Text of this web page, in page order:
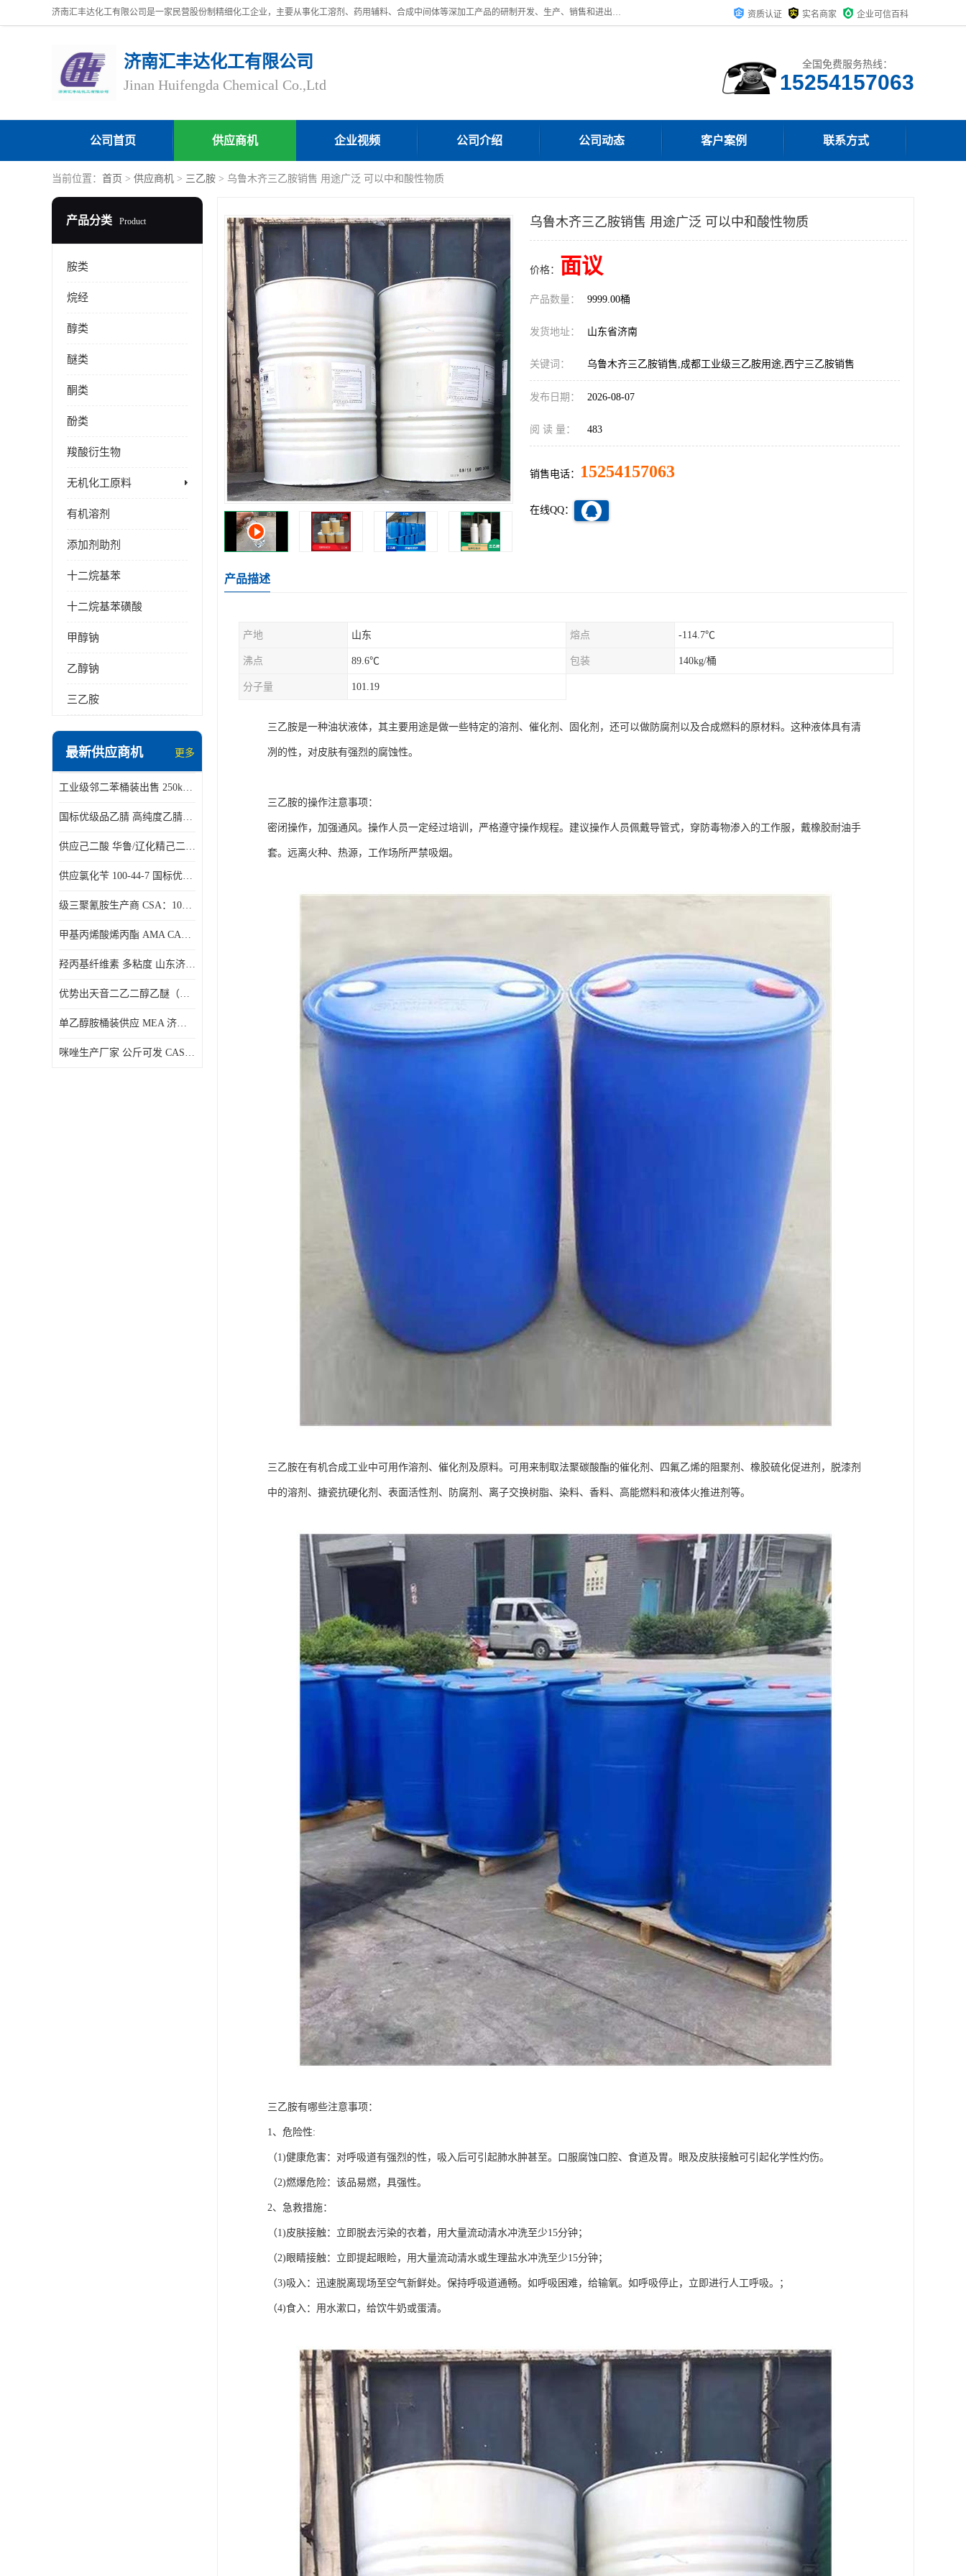
济南汇丰达化工有限公司是一家民营股份制精细化工企业，主要从事化工溶剂、药用辅料、合成中间体等深加工产品的研制开发、生产、销售和进出口贸易。主营产品：环氧丙烷，十二烷基苯，甲基磺酸，磺酸，DMF，DMAC，甘油，苯甲醇，乙酰氯，甲基丙烯酸，甲基丙烯酸甲酯，叔丁醇，异辛酸，二乙烯三胺，一乙，二乙‎，三乙醇胺，原乙酸三甲酯等化工产品及中间体。欢迎各界朋友洽谈咨询业务。 资质认证 实名商家 企业可信百科
济南汇丰达化工有限公司
Jinan Huifengda Chemical Co.,Ltd
全国免费服务热线：
15254157063
公司首页 供应商机 企业视频 公司介绍 公司动态 客户案例 联系方式
当前位置： 首页 > 供应商机 > 三乙胺 > 乌鲁木齐三乙胺销售 用途广泛 可以中和酸性物质
产品分类 Product
胺类
烷经
醇类
醚类
酮类
酚类
羧酸衍生物
无机化工原料
有机溶剂
添加剂助剂
十二烷基苯
十二烷基苯磺酸
甲醇钠
乙醇钠
三乙胺
最新供应商机 更多
工业级邻二苯桶装出售 250kg/桶 95-50-1
国标优级品乙腈 高纯度乙腈桶装现货160kg桶
供应己二酸 华鲁/辽化精己二酸 大包装可分小包装现货
供应氯化苄 100-44-7 国标优等品苄基氯 一桶起发
级三聚氰胺生产商 CSA：108-78-1 济南发货
甲基丙烯酸烯丙酯 AMA CAS：96-05-9
羟丙基纤维素 多粘度 山东济南仓库发货
优势出天音二乙二醇乙醚（DPE）山东仓库发现货
单乙醇胺桶装供应 MEA 济南仓库发货 厂家
咪唑生产厂家 公斤可发 CAS:288-32-4
乌鲁木齐三乙胺销售 用途广泛 可以中和酸性物质
价格： 面议
产品数量： 9999.00桶
发货地址： 山东省济南
关键词： 乌鲁木齐三乙胺销售,成都工业级三乙胺用途,西宁三乙胺销售
发布日期： 2026-08-07
阅 读 量： 483
销售电话： 15254157063
在线QQ：
产品描述
产地 山东 熔点 -114.7℃
沸点 89.6℃ 包装 140kg/桶
分子量 101.19
三乙胺是一种油状液体，其主要用途是做一些特定的溶剂、催化剂、固化剂，还可以做防腐剂以及合成燃料的原材料。这种液体具有清
冽的性，对皮肤有强烈的腐蚀性。
三乙胺的操作注意事项：
密闭操作，加强通风。操作人员一定经过培训，严格遵守操作规程。建议操作人员佩戴导管式，穿防毒物渗入的工作服，戴橡胶耐油手
套。远离火种、热源，工作场所严禁吸烟。
三乙胺在有机合成工业中可用作溶剂、催化剂及原料。可用来制取法聚碳酸酯的催化剂、四氟乙烯的阻聚剂、橡胶硫化促进剂，脱漆剂
中的溶剂、搪瓷抗硬化剂、表面活性剂、防腐剂、离子交换树脂、染料、香料、高能燃料和液体火推进剂等。
三乙胺有哪些注意事项：
1、危险性:
（1)健康危害：对呼吸道有强烈的性，吸入后可引起肺水肿甚至。口服腐蚀口腔、食道及胃。眼及皮肤接触可引起化学性灼伤。
（2)燃爆危险：该品易燃，具强性。
2、急救措施：
（1)皮肤接触：立即脱去污染的衣着，用大量流动清水冲洗至少15分钟；
（2)眼睛接触：立即提起眼睑，用大量流动清水或生理盐水冲洗至少15分钟；
（3)吸入：迅速脱离现场至空气新鲜处。保持呼吸道通畅。如呼吸困难，给输氧。如呼吸停止，立即进行人工呼吸。；
（4)食入：用水漱口，给饮牛奶或蛋清。